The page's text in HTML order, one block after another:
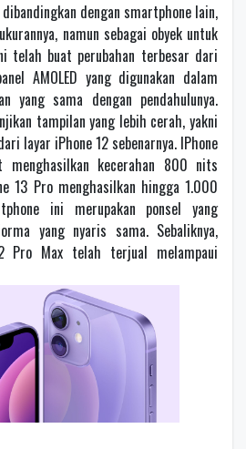
dengan smartphone lain,
namun sebagai obyek untuk
telah buat perubahan terbesar dari
AMOLED yang digunakan dalam
yang sama dengan pendahulunya.
tampilan yang lebih cerah, yakni
layar iPhone 12 sebenarnya. IPhone
kecerahan 800 nits
13 Pro menghasilkan hingga 1.000
ini merupakan ponsel yang
yang nyaris sama. Sebaliknya,
Pro Max telah terjual melampaui